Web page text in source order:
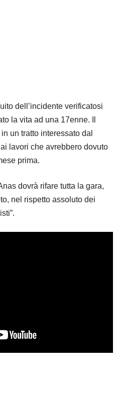
dell’incidente verificatosi
la vita ad una 17enne. Il
un tratto interessato dal
lavori che avrebbero dovuto
prima.
dovrà rifare tutta la gara,
nel rispetto assoluto dei